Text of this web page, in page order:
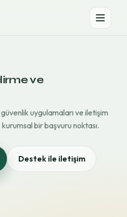
ve
uygulamaları ve iletişim
bir başvuru noktası.
Destek ile iletişim